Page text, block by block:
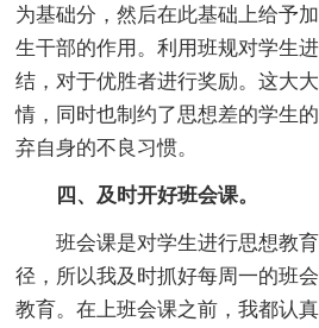
为基础分，然后在此基础上给予
生干部的作用。利用班规对学生
结，对于优胜者进行奖励。这大
情，同时也制约了思想差的学生
弃自身的不良习惯。
四、及时开好班会课。
班会课是对学生进行思想教育
径，所以我及时抓好每周一的班
教育。在上班会课之前，我都认